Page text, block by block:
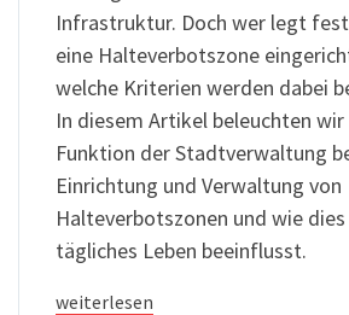
Infrastruktur. Doch wer legt
eine Halteverbotszone
welche Kriterien werden dabei
In diesem Artikel beleuchten
Funktion der Stadtverwaltung
Einrichtung und Verwaltung von
Halteverbotszonen und wie
tägliches Leben beeinflusst.
weiterlesen